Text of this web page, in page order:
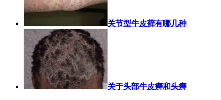
关节型牛皮藓有哪几种
关于头部牛皮癣和头癣